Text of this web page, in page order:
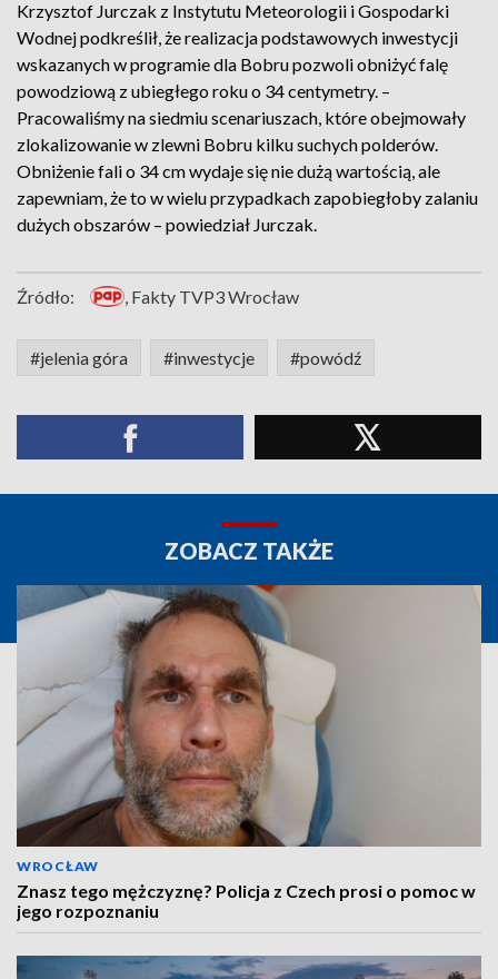
Krzysztof Jurczak z Instytutu Meteorologii i Gospodarki
Wodnej podkreślił, że realizacja podstawowych inwestycji
wskazanych w programie dla Bobru pozwoli obniżyć falę
powodziową z ubiegłego roku o 34 centymetry. –
Pracowaliśmy na siedmiu scenariuszach, które obejmowały
zlokalizowanie w zlewni Bobru kilku suchych polderów.
Obniżenie fali o 34 cm wydaje się nie dużą wartością, ale
zapewniam, że to w wielu przypadkach zapobiegłoby zalaniu
dużych obszarów – powiedział Jurczak.
Źródło: , Fakty TVP3 Wrocław
#jelenia góra #inwestycje #powódź
ZOBACZ TAKŻE
WROCŁAW
Znasz tego mężczyznę? Policja z Czech prosi o pomoc w
jego rozpoznaniu